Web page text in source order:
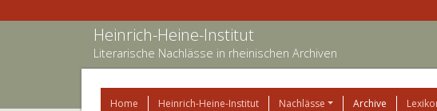
Heinrich-Heine-Institut
Literarische Nachlässe in rheinischen Archiven
Home Heinrich-Heine-Institut Nachlässe Archive